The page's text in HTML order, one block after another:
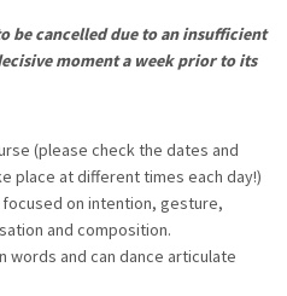
be cancelled due to an insufficient
moment a week prior to its
(please check the dates and
place at different times each day!)
on intention, gesture,
and composition.
words and can dance articulate